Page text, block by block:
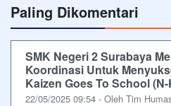
Paling Dikomentari
SMK Negeri 2 Surabaya
Koordinasi Untuk
Kaizen Goes To School
22/05/2025 09:54 - Oleh Tim